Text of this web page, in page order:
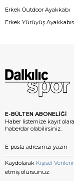
Erkek Outdoor Ayakkabı
Erkek Yürüyüş
E-BÜLTEN ABONELİĞİ
Haber listemize kayıt
haberdar olabilirsiniz.
Kaydolarak Kişisel
etmiş olursunuz.